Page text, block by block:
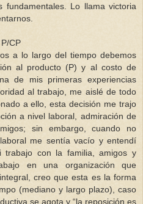
fundamentales. Lo llama victoria
CP
a lo largo del tiempo debemos
al producto (P) y al costo de
de mis primeras experiencias
al trabajo, me aislé de todo
a ello, esta decisión me trajo
a nivel laboral, admiración de
sin embargo, cuando no
me sentía vacío y entendí
trabajo con la familia, amigos y
en una organización que
creo que esta es la forma
(mediano y largo plazo), caso
se agota y “la reposición es